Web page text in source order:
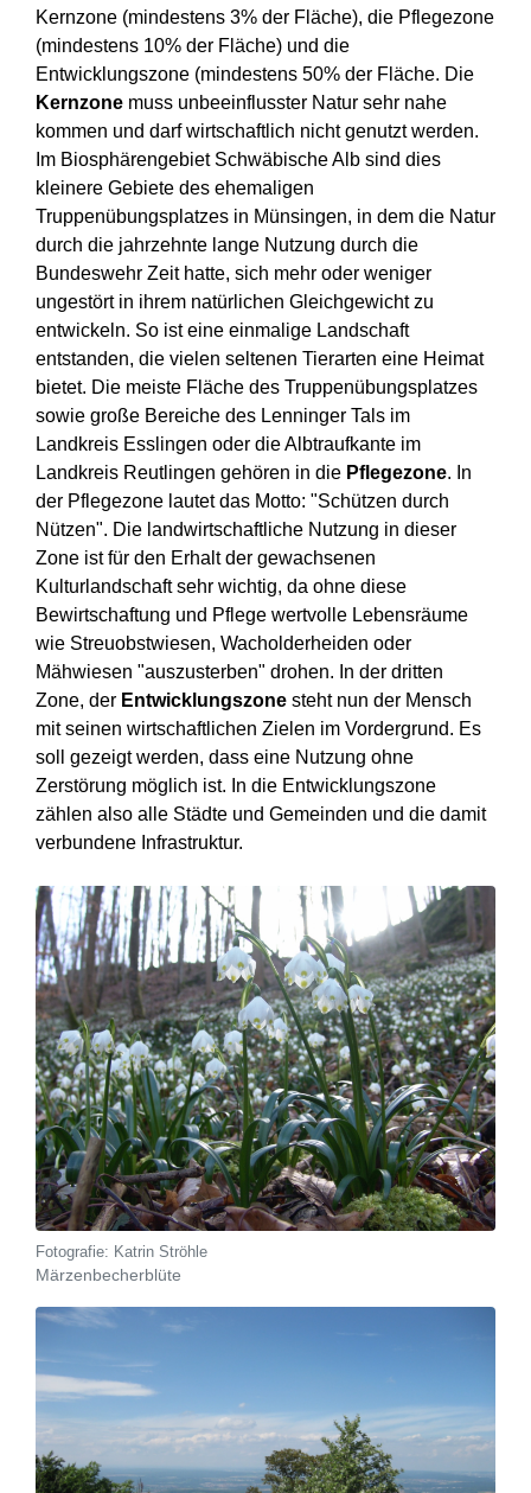
Kernzone (mindestens 3% der Fläche), die Pflegezone
(mindestens 10% der Fläche) und die
Entwicklungszone (mindestens 50% der Fläche. Die
Kernzone muss unbeeinflusster Natur sehr nahe
kommen und darf wirtschaftlich nicht genutzt werden.
Im Biosphärengebiet Schwäbische Alb sind dies
kleinere Gebiete des ehemaligen
Truppenübungsplatzes in Münsingen, in dem die Natur
durch die jahrzehnte lange Nutzung durch die
Bundeswehr Zeit hatte, sich mehr oder weniger
ungestört in ihrem natürlichen Gleichgewicht zu
entwickeln. So ist eine einmalige Landschaft
entstanden, die vielen seltenen Tierarten eine Heimat
bietet. Die meiste Fläche des Truppenübungsplatzes
sowie große Bereiche des Lenninger Tals im
Landkreis Esslingen oder die Albtraufkante im
Landkreis Reutlingen gehören in die Pflegezone. In
der Pflegezone lautet das Motto: "Schützen durch
Nützen". Die landwirtschaftliche Nutzung in dieser
Zone ist für den Erhalt der gewachsenen
Kulturlandschaft sehr wichtig, da ohne diese
Bewirtschaftung und Pflege wertvolle Lebensräume
wie Streuobstwiesen, Wacholderheiden oder
Mähwiesen "auszusterben" drohen. In der dritten
Zone, der Entwicklungszone steht nun der Mensch
mit seinen wirtschaftlichen Zielen im Vordergrund. Es
soll gezeigt werden, dass eine Nutzung ohne
Zerstörung möglich ist. In die Entwicklungszone
zählen also alle Städte und Gemeinden und die damit
verbundene Infrastruktur.
Katrin Ströhle
Märzenbecherblüte